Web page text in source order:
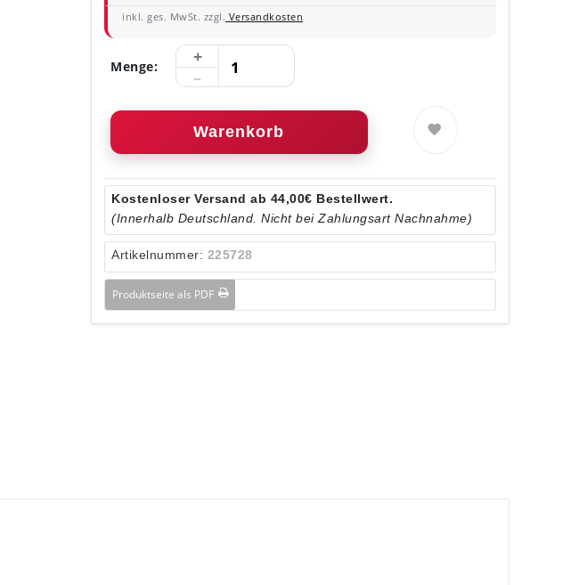
inkl. ges. MwSt. zzgl. Versandkosten
Menge:
Warenkorb
Kostenloser Versand ab 44,00€ Bestellwert.
(Innerhalb Deutschland. Nicht bei Zahlungsart Nachnahme)
Artikelnummer: 225728
Produktseite als PDF